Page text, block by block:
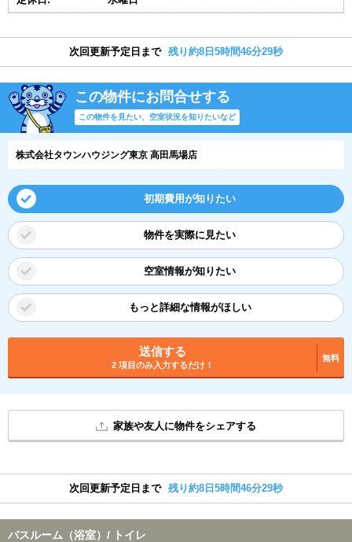
次回更新予定日まで 残り約8日5時間46分29秒
この物件にお問合せする
この物件を見たい、空室状況を知りたいなど
株式会社タウンハウジング東京 高田馬場店
初期費用が知りたい
物件を実際に見たい
空室情報が知りたい
もっと詳細な情報がほしい
送信する
2 項目のみ入力するだけ！
無料
家族や友人に物件をシェアする
次回更新予定日まで 残り約8日5時間46分29秒
バスルーム（浴室）/ トイレ